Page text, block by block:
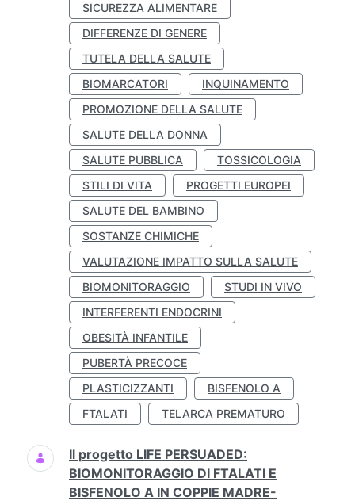
SICUREZZA ALIMENTARE
DIFFERENZE DI GENERE
TUTELA DELLA SALUTE
BIOMARCATORI
INQUINAMENTO
PROMOZIONE DELLA SALUTE
SALUTE DELLA DONNA
SALUTE PUBBLICA
TOSSICOLOGIA
STILI DI VITA
PROGETTI EUROPEI
SALUTE DEL BAMBINO
SOSTANZE CHIMICHE
VALUTAZIONE IMPATTO SULLA SALUTE
BIOMONITORAGGIO
STUDI IN VIVO
INTERFERENTI ENDOCRINI
OBESITÀ INFANTILE
PUBERTÀ PRECOCE
PLASTICIZZANTI
BISFENOLO A
FTALATI
TELARCA PREMATURO
Il progetto LIFE PERSUADED:
BIOMONITORAGGIO DI FTALATI E
BISFENOLO A IN COPPIE MADRE-